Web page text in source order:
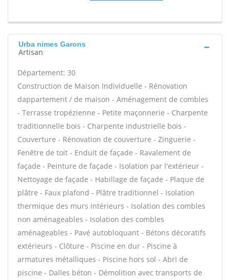
Urba nimes Garons
Artisan
Département: 30
Construction de Maison Individuelle - Rénovation
dappartement / de maison - Aménagement de combles
- Terrasse tropézienne - Petite maçonnerie - Charpente
traditionnelle bois - Charpente industrielle bois -
Couverture - Rénovation de couverture - Zinguerie -
Fenêtre de toit - Enduit de façade - Ravalement de
façade - Peinture de façade - Isolation par l'extérieur -
Nettoyage de façade - Habillage de façade - Plaque de
plâtre - Faux plafond - Plâtre traditionnel - Isolation
thermique des murs intérieurs - Isolation des combles
non aménageables - Isolation des combles
aménageables - Pavé autobloquant - Bétons décoratifs
extérieurs - Clôture - Piscine en dur - Piscine à
armatures métalliques - Piscine hors sol - Abri de
piscine - Dalles béton - Démolition avec transports de